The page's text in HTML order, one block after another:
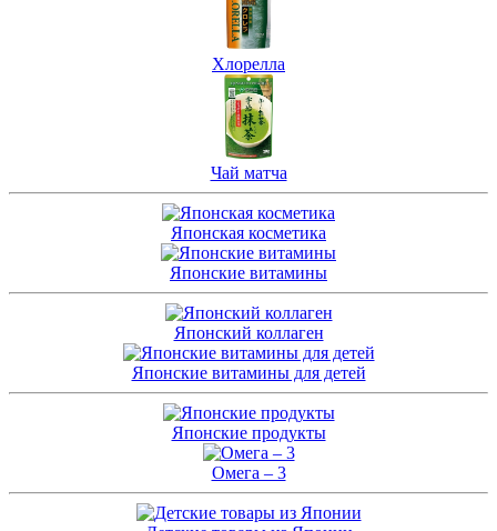
Хлорелла
Чай матча
Японская косметика
Японские витамины
Японский коллаген
Японские витамины для детей
Японские продукты
Омега – 3